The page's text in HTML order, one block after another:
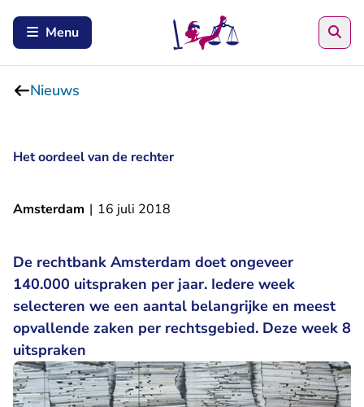
Menu
Nieuws
Het oordeel van de rechter
Amsterdam | 16 juli 2018
De rechtbank Amsterdam doet ongeveer
140.000 uitspraken per jaar. Iedere week
selecteren we een aantal belangrijke en meest
opvallende zaken per rechtsgebied. Deze week 8
uitspraken